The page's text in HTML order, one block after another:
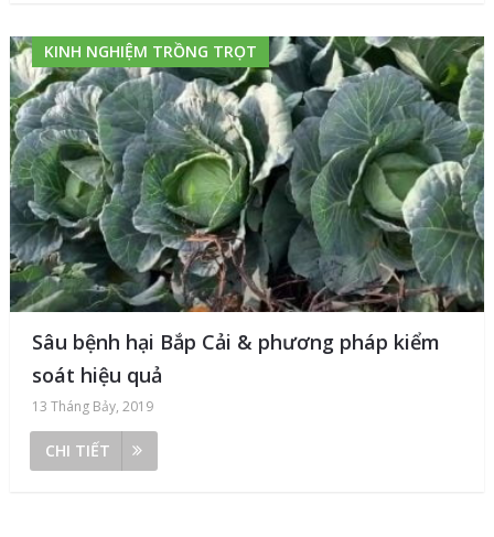
KINH NGHIỆM TRỒNG TRỌT
Sâu bệnh hại Bắp Cải & phương pháp kiểm
soát hiệu quả
13 Tháng Bảy, 2019
CHI TIẾT